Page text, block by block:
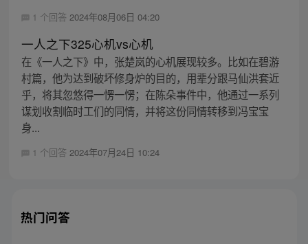
1 个回答 2024年08月06日 04:20
一人之下325心机vs心机
在《一人之下》中，张楚岚的心机展现较多。比如在碧游
村篇，他为达到破坏修身炉的目的，用辈分跟马仙洪套近
乎，将其忽悠得一愣一愣；在陈朵事件中，他通过一系列
谋划收割临时工们的同情，并将这份同情转移到冯宝宝
身...
1 个回答 2024年07月24日 10:24
热门问答